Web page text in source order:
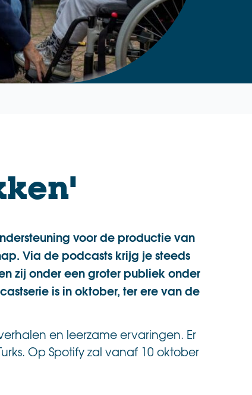
voor de productie van
Via de podcasts krijg je steeds
zij onder een groter publiek onder
is in oktober, ter ere van de
en leerzame ervaringen. Er
Op Spotify zal vanaf 10 oktober